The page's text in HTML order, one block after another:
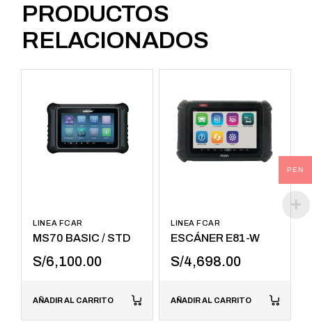
PRODUCTOS
RELACIONADOS
LINEA FCAR
MS70 BASIC / STD
S/6,100.00
AÑADIR AL CARRITO
LINEA FCAR
ESCÁNER E81-W
S/4,698.00
AÑADIR AL CARRITO
PEN